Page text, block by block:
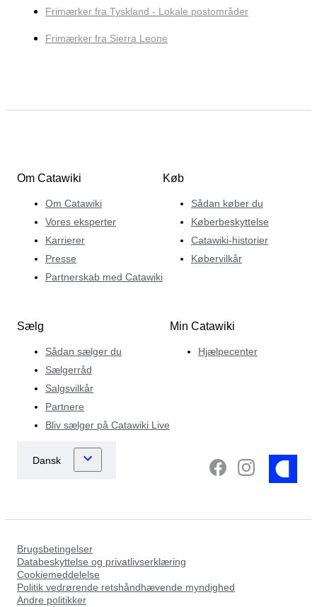
Frimærker fra Tyskland - Lokale postområder
Frimærker fra Sierra Leone
Om Catawiki
Om Catawiki
Vores eksperter
Karrierer
Presse
Partnerskab med Catawiki
Køb
Sådan køber du
Køberbeskyttelse
Catawiki-historier
Købervilkår
Sælg
Sådan sælger du
Sælgerråd
Salgsvilkår
Partnere
Bliv sælger på Catawiki Live
Min Catawiki
Hjælpecenter
Brugsbetingelser
Databeskyttelse og privatlivserklæring
Cookiemeddelelse
Politik vedrørende retshåndhævende myndighed
Andre politikker